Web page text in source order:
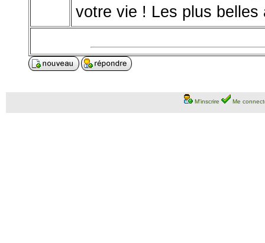
votre vie ! Les plus
M'inscrire Me